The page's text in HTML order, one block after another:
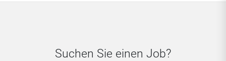
Suchen Sie einen Job?